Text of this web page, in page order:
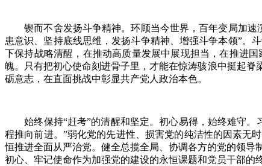
锲而不舍发扬斗争精神。环顾当今世界，百年变局加速
患意识、坚持底线思维，发扬斗争精神、增强斗争本领”。
下保持战略清醒，在推动高质量发展中展现担当，在推进
魄。只有把初心使命刻进骨子里，才能在惊涛骇浪中挺起
砺意志，在直面挑战中彰显共产党人政治本色。
始终保持“赶考”的清醒和坚定。初心易得，始终难守。
程推向前进。”弱化党的先进性、损害党的纯洁性的因素无
恒推进全面从严治党。健全总揽全局、协调各方的党的领
初心、牢记使命作为加强党的建设的永恒课题和党员干部